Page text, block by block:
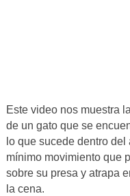
Este video nos muestra
de un gato que se
lo que sucede dentro
mínimo movimiento que
sobre su presa y atrapa
la cena.